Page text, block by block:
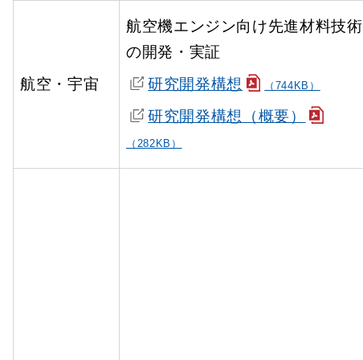
航空・宇宙
航空機エンジン向け先進材料技術
の開発・実証
研究開発構想
（744KB）
研究開発構想（概要）
（282KB）